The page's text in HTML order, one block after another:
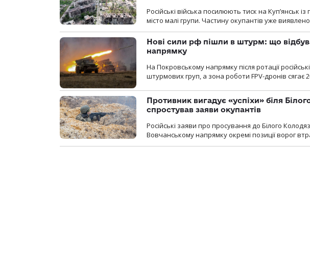
Російські війська посилюють тиск на Куп’янськ
місто малі групи. Частину окупантів уже
Нові сили рф пішли в штурм: що
напрямку
На Покровському напрямку після ротації
штурмових груп, а зона роботи FPV-дронів сягає
Противник вигадує «успіхи» біля
спростував заяви окупантів
Російські заяви про просування до Білого
Вовчанському напрямку окремі позиції ворог